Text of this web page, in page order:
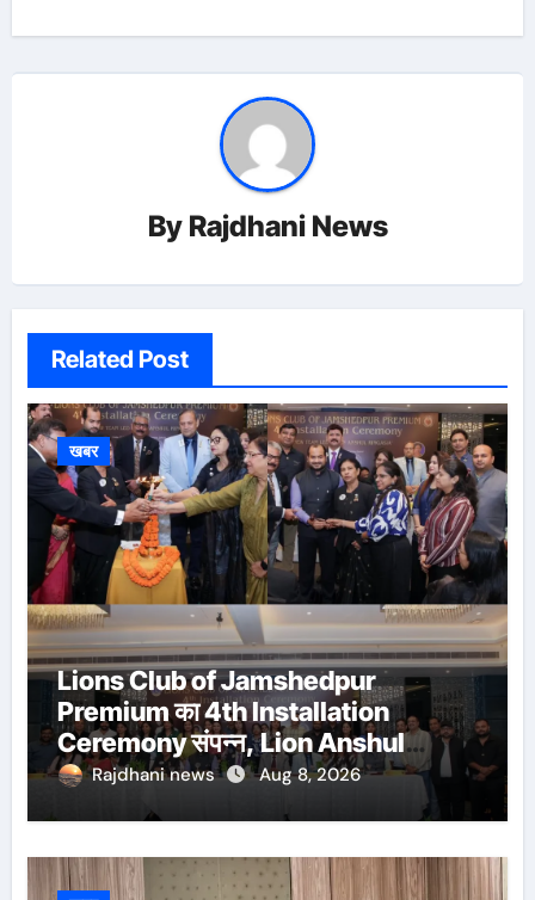
By Rajdhani News
Related Post
खबर
Lions Club of Jamshedpur
Premium का 4th Installation
Ceremony संपन्न, Lion Anshul
Ringasia ने संभाला अध्यक्ष पद
Rajdhani news Aug 8, 2026